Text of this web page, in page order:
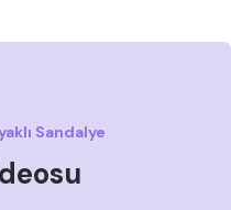
Sandalye